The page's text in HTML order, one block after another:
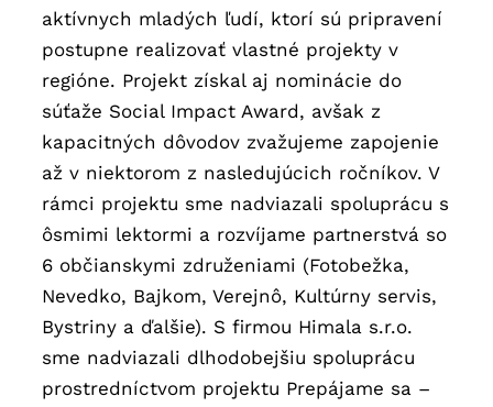
aktívnych mladých ľudí, ktorí sú pripravení
postupne realizovať vlastné projekty v
regióne. Projekt získal aj nominácie do
súťaže Social Impact Award, avšak z
kapacitných dôvodov zvažujeme zapojenie
až v niektorom z nasledujúcich ročníkov. V
rámci projektu sme nadviazali spoluprácu s
ôsmimi lektormi a rozvíjame partnerstvá so
6 občianskymi združeniami (Fotobežka,
Nevedko, Bajkom, Verejnô, Kultúrny servis,
Bystriny a ďalšie). S firmou Himala s.r.o.
sme nadviazali dlhodobejšiu spoluprácu
prostredníctvom projektu Prepájame sa –